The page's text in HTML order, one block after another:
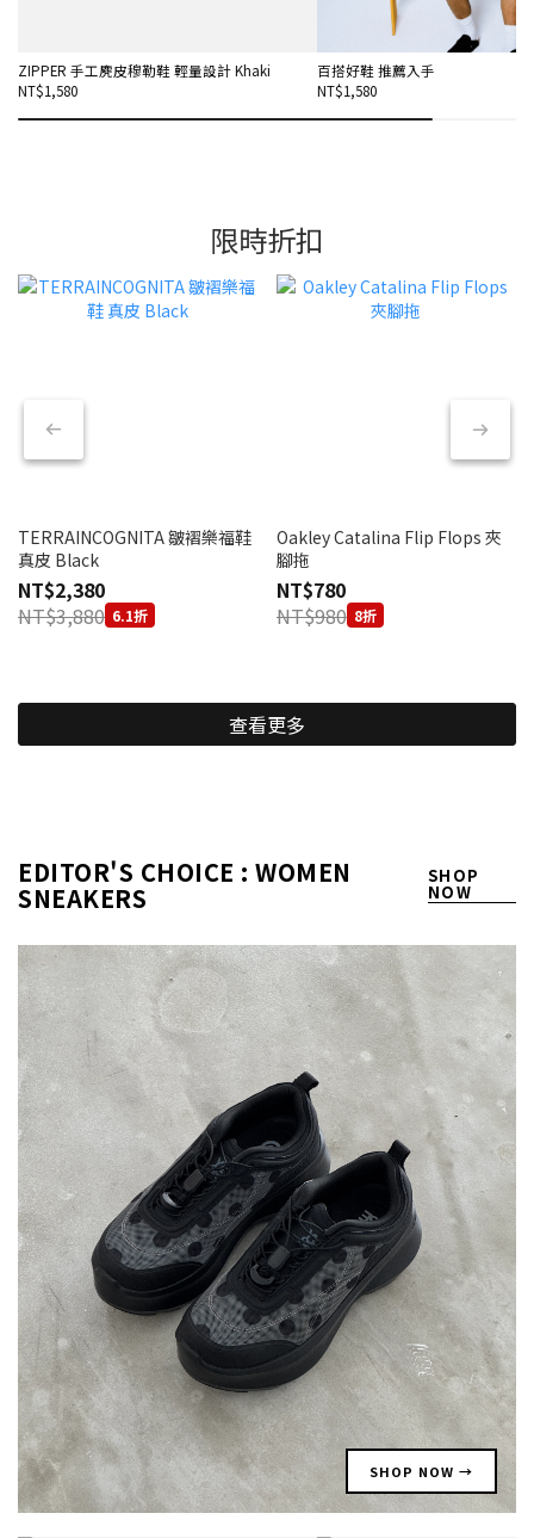
ZIPPER 手工麂皮穆勒鞋 輕量設計 Khaki
NT$1,580
百搭好鞋 推薦入手
NT$1,580
限時折扣
TERRAINCOGNITA 皺褶樂福鞋
真皮 Black
NT$2,380
NT$3,880 6.1折
Oakley Catalina Flip Flops 夾
腳拖
NT$780
NT$980 8折
查看更多
EDITOR'S CHOICE : WOMEN
SNEAKERS
SHOP
NOW
SHOP NOW →